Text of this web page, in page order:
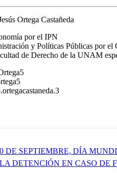
Ortega Castañeda
por el IPN
y Políticas Públicas por el
de Derecho de la UNAM
DE SEPTIEMBRE, DÍA
LA DETENCIÓN EN CASO DE